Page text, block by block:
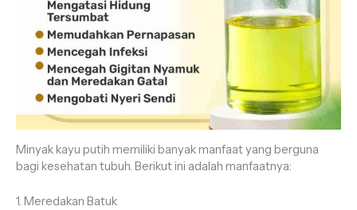
Minyak kayu putih memiliki banyak manfaat yang berguna
bagi kesehatan tubuh. Berikut ini adalah manfaatnya:
1. Meredakan Batuk